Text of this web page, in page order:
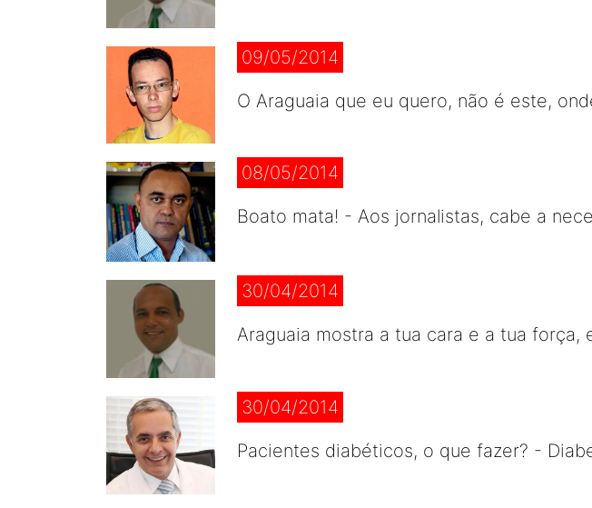
09/05/2014
O Araguaia que eu quero, não é este,
08/05/2014
Boato mata! - Aos jornalistas, cabe a
30/04/2014
Araguaia mostra a tua cara e a tua força,
30/04/2014
Pacientes diabéticos, o que fazer? -